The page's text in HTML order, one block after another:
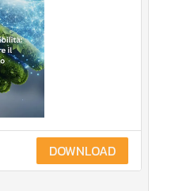
DOWNLOAD